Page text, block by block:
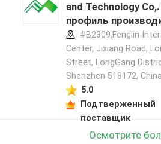
and Technology
профиль
#B2309,Fenglin
Center, Jixiang Road,
Street, LongGang
Shenzhen 518172,
5.0
Подтверженный
поставщик
Осмотрите